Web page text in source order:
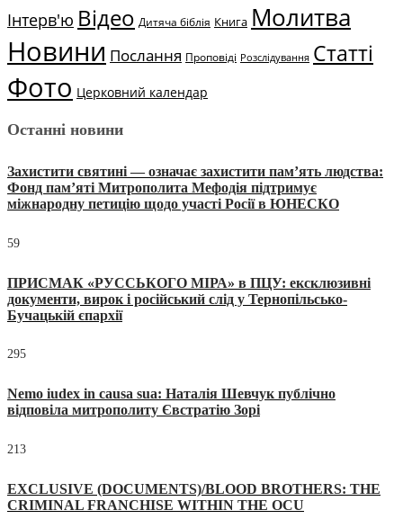
Інтерв'ю Відео Дитяча біблія Книга Молитва
Новини Послання Проповіді Розслідування Статті
Фото Церковний календар
Останні новини
Захистити святині — означає захистити пам’ять людства:
Фонд пам’яті Митрополита Мефодія підтримує
міжнародну петицію щодо участі Росії в ЮНЕСКО
59
ПРИСМАК «РУССЬКОГО МІРА» в ПЦУ: ексклюзивні
документи, вирок і російський слід у Тернопільсько-
Бучацькій єпархії
295
Nemo iudex in causa sua: Наталія Шевчук публічно
відповіла митрополиту Євстратію Зорі
213
EXCLUSIVE (DOCUMENTS)/BLOOD BROTHERS: THE
CRIMINAL FRANCHISE WITHIN THE OCU